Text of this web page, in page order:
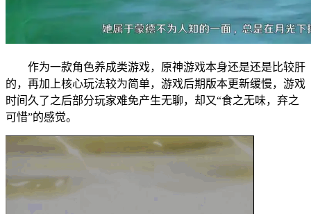
作为一款角色养成类游戏，原神游戏本身还是还是比较肝
的，再加上核心玩法较为简单，游戏后期版本更新缓慢，游戏
时间久了之后部分玩家难免产生无聊，却又“食之无味，弃之
可惜”的感觉。